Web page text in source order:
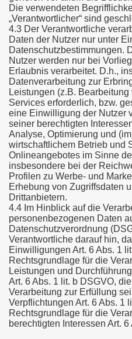
Die verwendeten
„Verantwortlicher“ sind
4.3 Der Verantwortliche
Daten der Nutzer nur unter
Datenschutzbestimmungen.
Nutzer werden nur bei
Erlaubnis verarbeitet. D.h.,
Datenverarbeitung zur
Leistungen (z.B.
Services erforderlich, bzw.
eine Einwilligung der Nutzer
seiner berechtigten
Analyse, Optimierung und
wirtschaftlichem Betrieb und
Onlineangebotes im Sinne
insbesondere bei der
Profilen zu Werbe- und
Erhebung von Zugriffsdaten
Drittanbietern.
4.4 Im Hinblick auf die
personenbezogenen Daten
Datenschutzverordnung
Verantwortliche darauf hin,
Einwilligungen Art. 6 Abs. 1
Rechtsgrundlage für die
Leistungen und
Art. 6 Abs. 1 lit. b DSGVO,
Verarbeitung zur Erfüllung
Verpflichtungen Art. 6 Abs. 1
Rechtsgrundlage für die
berechtigten Interessen Art.